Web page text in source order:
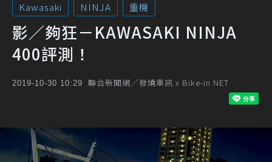
Kawasaki NINJA 重機
影／夠狂－KAWASAKI NINJA
400評測！
2019-10-30 10:29 聯合新聞網／發燒車訊 x Bike-in NET